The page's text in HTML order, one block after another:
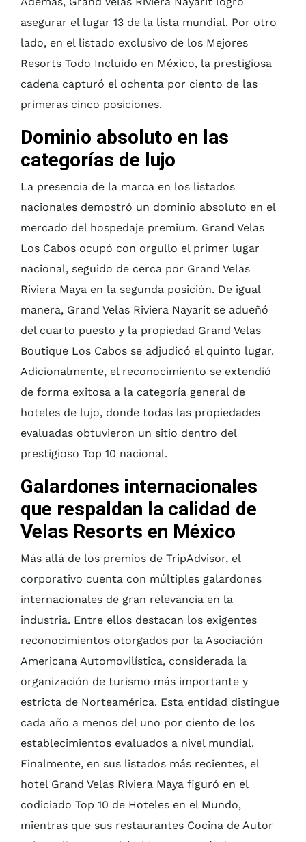
asegurar el lugar 13 de la lista mundial. Por otro
lado, en el listado exclusivo de los Mejores
Resorts Todo Incluido en México, la prestigiosa
cadena capturó el ochenta por ciento de las
primeras cinco posiciones.
Dominio absoluto en las
categorías de lujo
La presencia de la marca en los listados
nacionales demostró un dominio absoluto en el
mercado del hospedaje premium. Grand Velas
Los Cabos ocupó con orgullo el primer lugar
nacional, seguido de cerca por Grand Velas
Riviera Maya en la segunda posición. De igual
manera, Grand Velas Riviera Nayarit se adueñó
del cuarto puesto y la propiedad Grand Velas
Boutique Los Cabos se adjudicó el quinto lugar.
Adicionalmente, el reconocimiento se extendió
de forma exitosa a la categoría general de
hoteles de lujo, donde todas las propiedades
evaluadas obtuvieron un sitio dentro del
prestigioso Top 10 nacional.
Galardones internacionales
que respaldan la calidad de
Velas Resorts en México
Más allá de los premios de TripAdvisor, el
corporativo cuenta con múltiples galardones
internacionales de gran relevancia en la
industria. Entre ellos destacan los exigentes
reconocimientos otorgados por la Asociación
Americana Automovilística, considerada la
organización de turismo más importante y
estricta de Norteamérica. Esta entidad distingue
cada año a menos del uno por ciento de los
establecimientos evaluados a nivel mundial.
Finalmente, en sus listados más recientes, el
hotel Grand Velas Riviera Maya figuró en el
codiciado Top 10 de Hoteles en el Mundo,
mientras que sus restaurantes Cocina de Autor